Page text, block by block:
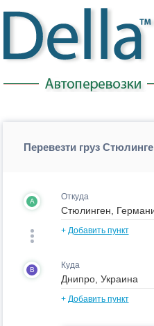
Перевезти груз
A Откуда
+ Добавить пункт
B Куда
+ Добавить пункт